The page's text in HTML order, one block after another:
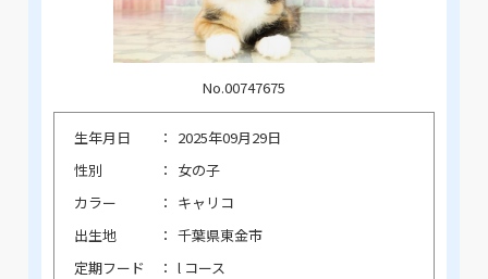
No.00747675
生年月日
2025年09月29日
性別
女の子
カラー
キャリコ
出生地
千葉県東金市
定期フード
l コース